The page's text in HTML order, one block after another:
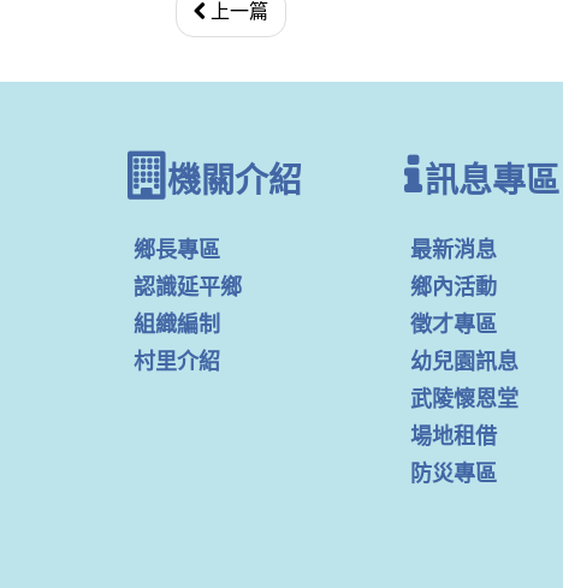
上一篇
機關介紹
鄉長專區
認識延平鄉
組織編制
村里介紹
訊息專區
最新消息
鄉內活動
徵才專區
幼兒園訊息
武陵懷恩堂
場地租借
防災專區